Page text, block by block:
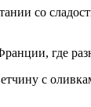
со
где
с